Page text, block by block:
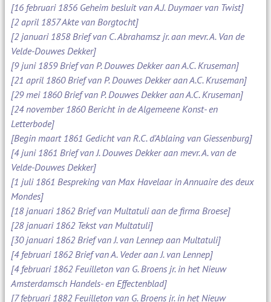
[16 februari 1856 Geheim besluit van A.J. Duymaer van Twist]
[2 april 1857 Akte van Borgtocht]
[2 januari 1858 Brief van C. Abrahamsz jr. aan mevr. A. Van de
Velde-Douwes Dekker]
[9 juni 1859 Brief van P. Douwes Dekker aan A.C. Kruseman]
[21 april 1860 Brief van P. Douwes Dekker aan A.C. Kruseman]
[29 mei 1860 Brief van P. Douwes Dekker aan A.C. Kruseman]
[24 november 1860 Bericht in de Algemeene Konst- en
Letterbode]
[Begin maart 1861 Gedicht van R.C. d'Ablaing van Giessenburg]
[4 juni 1861 Brief van J. Douwes Dekker aan mevr. A. van de
Velde-Douwes Dekker]
[1 juli 1861 Bespreking van Max Havelaar in Annuaire des deux
Mondes]
[18 januari 1862 Brief van Multatuli aan de firma Broese]
[28 januari 1862 Tekst van Multatuli]
[30 januari 1862 Brief van J. van Lennep aan Multatuli]
[4 februari 1862 Brief van A. Veder aan J. van Lennep]
[4 februari 1862 Feuilleton van G. Broens jr. in het Nieuw
Amsterdamsch Handels- en Effectenblad]
[7 februari 1882 Feuilleton van G. Broens jr. in het Nieuw